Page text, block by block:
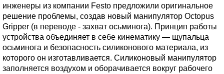
инженеры из компании Festo предложили оригинальное
решение проблемы, создав новый манипулятор Octopus
Gripper (в переводе - захват осьминога). Принцип работы
устройства объединяет в себе кинематику — щупальца
осьминога и безопасность силиконового материала, из
которого он изготавливается. Силиконовый манипулятор
заполняется воздухом и оборачивается вокруг рабочего